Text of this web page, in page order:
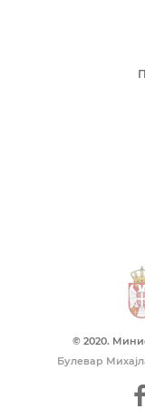
© 2020.
Булевар